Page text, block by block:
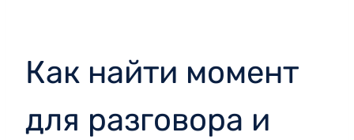
Как найти момент
для разговора и